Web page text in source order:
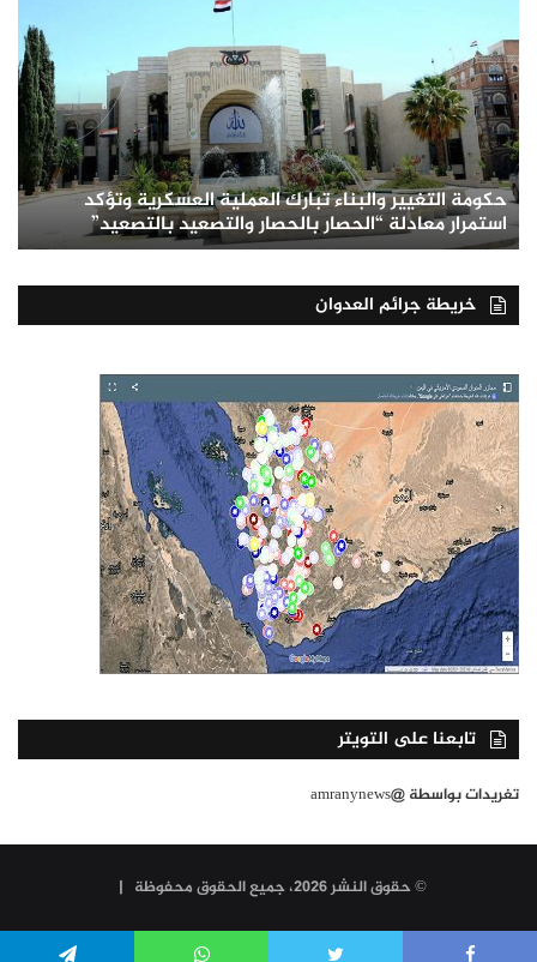
حكومة التغيير والبناء تبارك العملية العسكرية وتؤكد
استمرار معادلة “الحصار بالحصار والتصعيد بالتصعيد”
خريطة جرائم العدوان
تابعنا على التويتر
تغريدات بواسطة @amranynews
© حقوق النشر 2026، جميع الحقوق محفوظة |